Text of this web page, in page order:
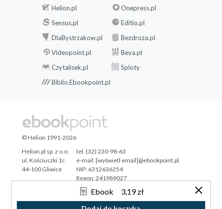
Ebook 3,19 zł
Helion.pl
Onepress.pl
Sensus.pl
Editio.pl
DlaBystrzakow.pl
Bezdroza.pl
Videopoint.pl
Beya.pl
Czytalisek.pl
Sploty
Biblio.Ebookpoint.pl
Tonik.pl
© Helion 1991-2026
Helion.pl sp. z o.o.
ul. Kościuszki 1c
44-100 Gliwice
tel. (32) 230-98-63
e-mail:[wyświetl email]@ebookpoint.pl
NIP: 6312636254
Regon: 241989027